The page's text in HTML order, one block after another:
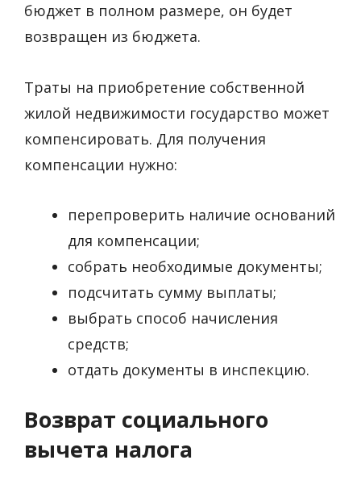
бюджет в полном размере, он будет
возвращен из бюджета.
Траты на приобретение собственной
жилой недвижимости государство может
компенсировать. Для получения
компенсации нужно:
перепроверить наличие оснований
для компенсации;
собрать необходимые документы;
подсчитать сумму выплаты;
выбрать способ начисления
средств;
отдать документы в инспекцию.
Возврат социального
вычета налога